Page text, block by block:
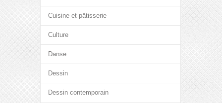
Cuisine et pâtisserie
Culture
Danse
Dessin
Dessin contemporain